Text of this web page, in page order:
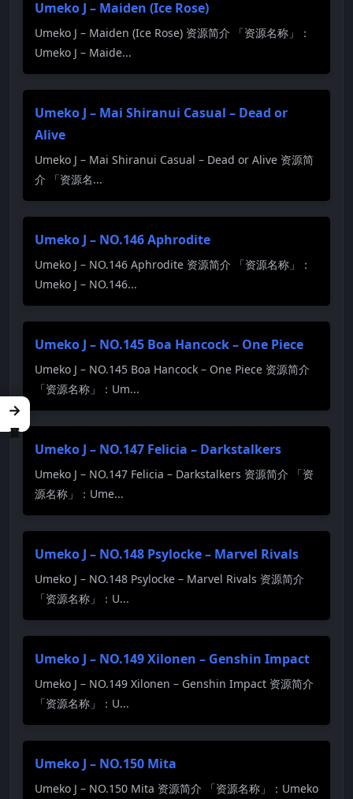
Umeko J – Maiden (Ice Rose)
Umeko J – Maiden (Ice Rose) 资源简介 「资源名称」：
Umeko J – Maide...
Umeko J – Mai Shiranui Casual – Dead or
Alive
Umeko J – Mai Shiranui Casual – Dead or Alive 资源简
介 「资源名...
Umeko J – NO.146 Aphrodite
Umeko J – NO.146 Aphrodite 资源简介 「资源名称」：
Umeko J – NO.146...
Umeko J – NO.145 Boa Hancock – One Piece
Umeko J – NO.145 Boa Hancock – One Piece 资源简介
「资源名称」：Um...
Umeko J – NO.147 Felicia – Darkstalkers
Umeko J – NO.147 Felicia – Darkstalkers 资源简介 「资
源名称」：Ume...
Umeko J – NO.148 Psylocke – Marvel Rivals
Umeko J – NO.148 Psylocke – Marvel Rivals 资源简介
「资源名称」：U...
Umeko J – NO.149 Xilonen – Genshin Impact
Umeko J – NO.149 Xilonen – Genshin Impact 资源简介
「资源名称」：U...
Umeko J – NO.150 Mita
Umeko J – NO.150 Mita 资源简介 「资源名称」：Umeko
→